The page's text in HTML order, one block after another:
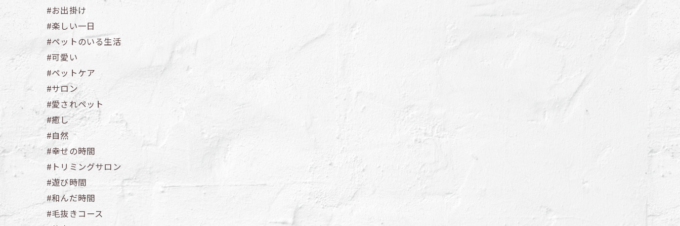
#お出掛け
#楽しい一日
#ペットのいる生活
#可愛い
#ペットケア
#サロン
#愛されペット
#癒し
#自然
#幸せの時間
#トリミングサロン
#遊び時間
#和んだ時間
#毛抜きコース